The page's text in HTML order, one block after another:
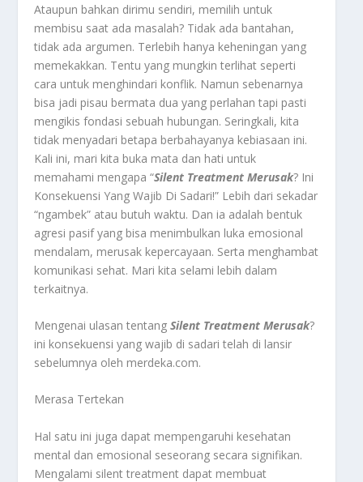
Ataupun bahkan dirimu sendiri, memilih untuk
membisu saat ada masalah? Tidak ada bantahan,
tidak ada argumen. Terlebih hanya keheningan yang
memekakkan. Tentu yang mungkin terlihat seperti
cara untuk menghindari konflik. Namun sebenarnya
bisa jadi pisau bermata dua yang perlahan tapi pasti
mengikis fondasi sebuah hubungan. Seringkali, kita
tidak menyadari betapa berbahayanya kebiasaan ini.
Kali ini, mari kita buka mata dan hati untuk
memahami mengapa “Silent Treatment Merusak? Ini
Konsekuensi Yang Wajib Di Sadari!” Lebih dari sekadar
“ngambek” atau butuh waktu. Dan ia adalah bentuk
agresi pasif yang bisa menimbulkan luka emosional
mendalam, merusak kepercayaan. Serta menghambat
komunikasi sehat. Mari kita selami lebih dalam
terkaitnya.
Mengenai ulasan tentangSilent Treatment Merusak?
ini konsekuensi yang wajib di sadari telah di lansir
sebelumnya oleh merdeka.com.
Merasa Tertekan
Hal satu ini juga dapat mempengaruhi kesehatan
mental dan emosional seseorang secara signifikan.
Mengalami silent treatment dapat membuat